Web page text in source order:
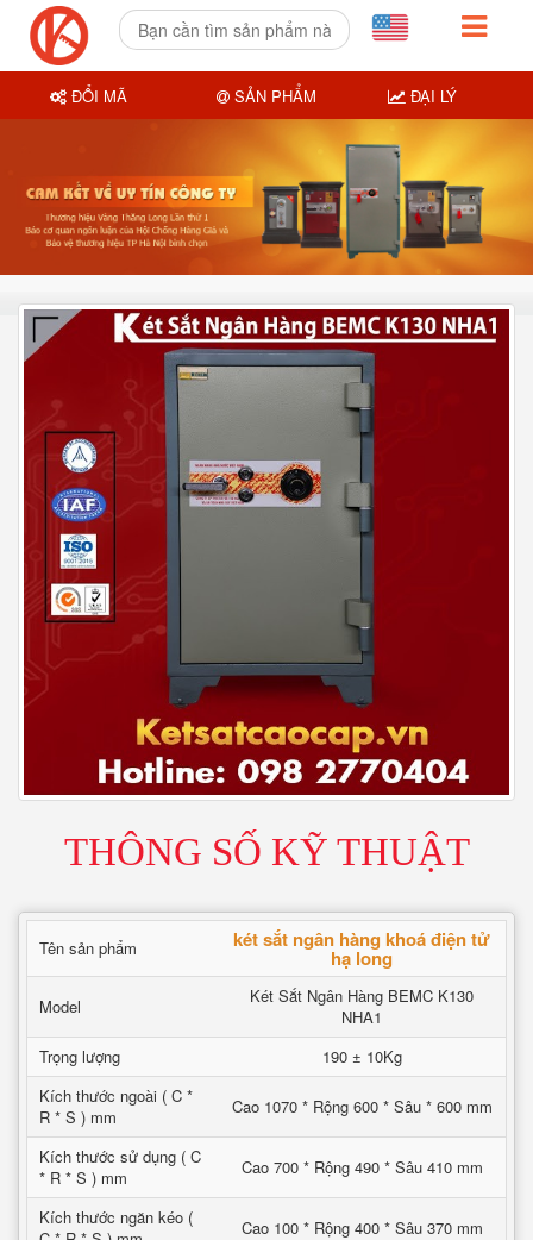
THÔNG SỐ KỸ THUẬT
Tên sản phẩm két sắt ngân hàng khoá điện tử
hạ long
Model
Két Sắt Ngân Hàng BEMC K130
NHA1
Trọng lượng
190 ± 10Kg
Kích thước ngoài ( C *
R * S ) mm
Cao 1070 * Rộng 600 * Sâu * 600 mm
Kích thước sử dụng ( C
* R * S ) mm
Cao 700 * Rộng 490 * Sâu 410 mm
Kích thước ngăn kéo (
Cao 100 * Rộng 400 * Sâu 370 mm
ĐỔI MÃ SẢN PHẨM ĐẠI LÝ